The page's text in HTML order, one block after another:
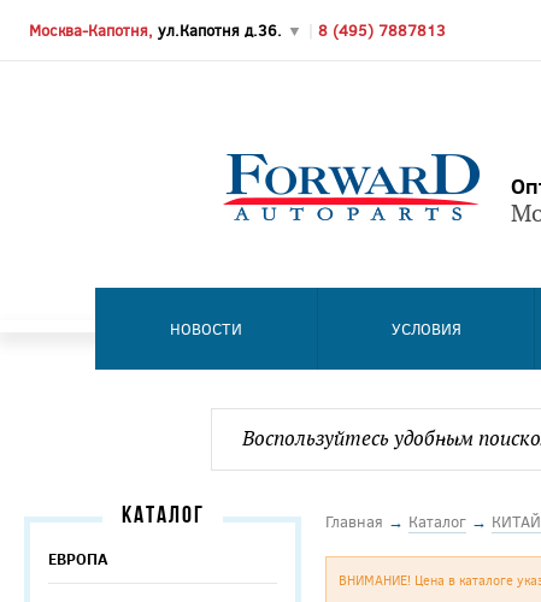
Москва-Капотня, ул.Капотня д.36. ▼ 8 (495) 7887813
НОВОСТИ УСЛОВИЯ
КАТАЛОГ
ЕВРОПА
Главная → Каталог → КИТАЙ
ВНИМАНИЕ! Цена в каталоге